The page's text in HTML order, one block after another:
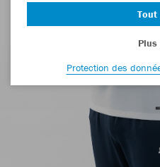
Tout
Protection des